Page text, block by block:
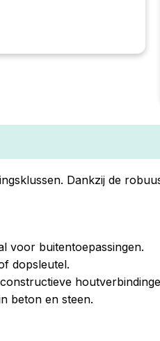
Dankzij de
voor buitentoepassingen.
dopsleutel.
beton en steen.